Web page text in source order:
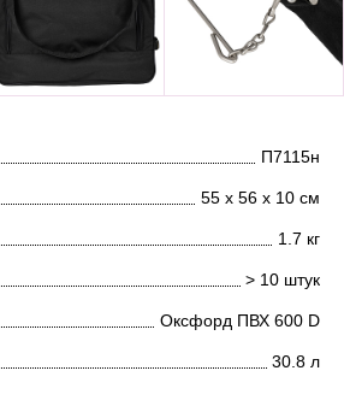
П7115н
55 х 56 х 10 см
1.7 кг
> 10 штук
Оксфорд ПВХ 600 D
30.8 л